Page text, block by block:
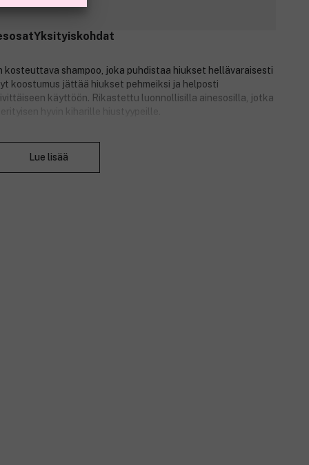
Yksityiskohdat
kosteuttava shampoo, joka puhdistaa hiukset hellävaraisesti
koostumus jättää hiukset pehmeiksi ja helposti
käyttöön. Rikastettu luonnollisilla ainesosilla, jotka
hyvin kiharille hiustyypeille.
Lue lisää